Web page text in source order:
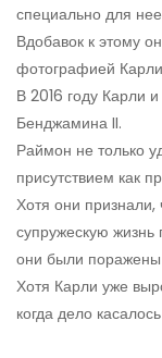
специально для
Вдобавок к этому
фотографией
В 2016 году Карли
Бенджамина II.
Раймон не только
присутствием как
Хотя они признали,
супружескую
они были поражены
Хотя Карли уже
когда дело